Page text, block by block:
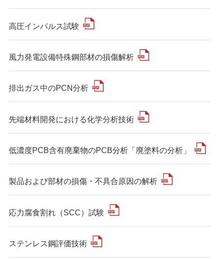
高圧インパルス試験
風力発電設備特殊鋼部材の損傷解析
排出ガス中のPCN分析
先端材料開発における化学分析技術
低濃度PCB含有廃棄物のPCB分析「廃塗料の分析」
製品および部材の損傷・不具合原因の解析
応力腐食割れ（SCC）試験
ステンレス鋼評価技術